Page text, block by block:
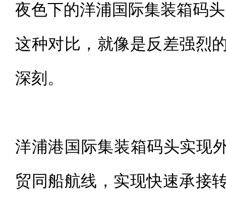
夜色下的洋浦国际集装箱码
这种对比，就像是反差强烈
深刻。
洋浦港国际集装箱码头实现
贸同船航线，实现快速承接